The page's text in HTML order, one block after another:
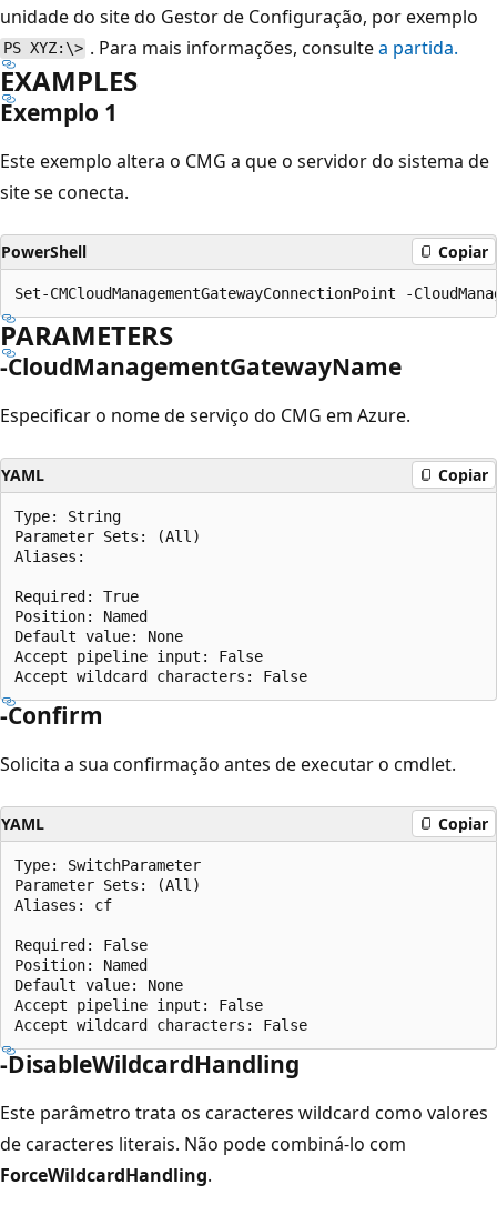
unidade do site do Gestor de Configuração, por exemplo
PS XYZ:\> . Para mais informações, consultea partida.
EXAMPLES
Exemplo 1
Este exemplo altera o CMG a que o servidor do sistema de
site se conecta.
PowerShell Copiar
PARAMETERS
-CloudManagementGatewayName
Especificar o nome de serviço do CMG em Azure.
YAML Copiar
Type: String
Parameter Sets: (All)
Aliases:
Required: True
Position: Named
Default value: None
Accept pipeline input: False
-Confirm
Solicita a sua confirmação antes de executar o cmdlet.
YAML Copiar
Type: SwitchParameter
Parameter Sets: (All)
Aliases: cf
Required: False
Position: Named
Default value: None
Accept pipeline input: False
-DisableWildcardHandling
Este parâmetro trata os caracteres wildcard como valores
de caracteres literais. Não pode combiná-lo com
ForceWildcardHandling.